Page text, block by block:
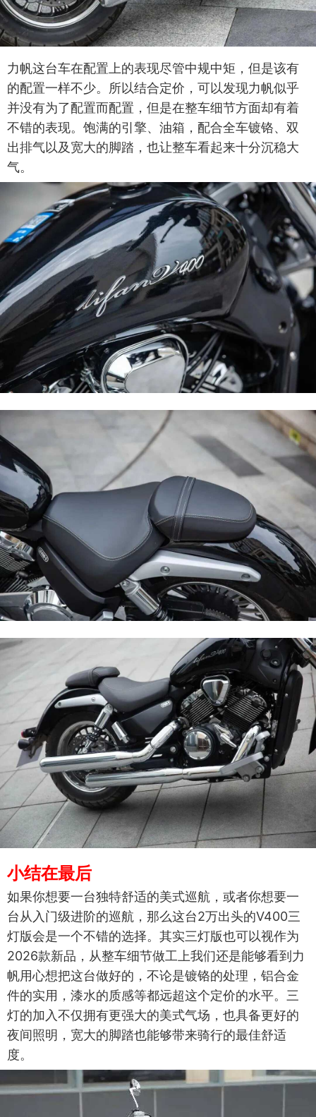
力帆这台车在配置上的表现尽管中规中矩，但是该有
的配置一样不少。所以结合定价，可以发现力帆似乎
并没有为了配置而配置，但是在整车细节方面却有着
不错的表现。饱满的引擎、油箱，配合全车镀铬、双
出排气以及宽大的脚踏，也让整车看起来十分沉稳大
气。
小结在最后
如果你想要一台独特舒适的美式巡航，或者你想要一
台从入门级进阶的巡航，那么这台2万出头的V400三
灯版会是一个不错的选择。其实三灯版也可以视作为
2026款新品，从整车细节做工上我们还是能够看到力
帆用心想把这台做好的，不论是镀铬的处理，铝合金
件的实用，漆水的质感等都远超这个定价的水平。三
灯的加入不仅拥有更强大的美式气场，也具备更好的
夜间照明，宽大的脚踏也能够带来骑行的最佳舒适
度。